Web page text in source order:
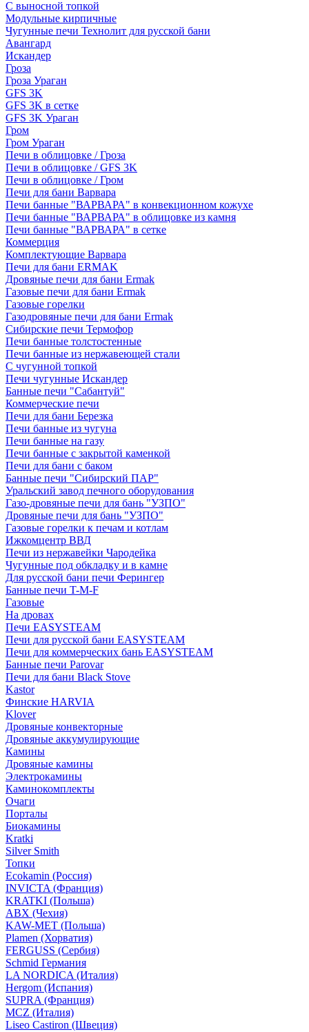
С выносной топкой
Модульные кирпичные
Чугунные печи Технолит для русской бани
Авангард
Искандер
Гроза
Гроза Ураган
GFS 3K
GFS 3K в сетке
GFS 3K Ураган
Гром
Гром Ураган
Печи в облицовке / Гроза
Печи в облицовке / GFS 3K
Печи в облицовке / Гром
Печи для бани Варвара
Печи банные "ВАРВАРА" в конвекционном кожухе
Печи банные "ВАРВАРА" в облицовке из камня
Печи банные "ВАРВАРА" в сетке
Коммерция
Комплектующие Варвара
Печи для бани ERMAK
Дровяные печи для бани Ermak
Газовые печи для бани Ermak
Газовые горелки
Газодровяные печи для бани Ermak
Сибирские печи Термофор
Печи банные толстостенные
Печи банные из нержавеющей стали
С чугунной топкой
Печи чугунные Искандер
Банные печи "Сабантуй"
Коммерческие печи
Печи для бани Березка
Печи банные из чугуна
Печи банные на газу
Печи банные с закрытой каменкой
Печи для бани с баком
Банные печи "Сибирский ПАР"
Уральский завод печного оборудования
Газо-дровяные печи для бань "УЗПО"
Дровяные печи для бань "УЗПО"
Газовые горелки к печам и котлам
Ижкомцентр ВВД
Печи из нержавейки Чародейка
Чугунные под обкладку и в камне
Для русской бани печи Ферингер
Банные печи T-M-F
Газовые
На дровах
Печи EASYSTEAM
Печи для русской бани EASYSTEAM
Печи для коммерческих бань EASYSTEAM
Банные печи Parovar
Печи для бани Black Stove
Kastor
Финские HARVIA
Klover
Дровяные конвекторные
Дровяные аккумулирующие
Камины
Дровяные камины
Электрокамины
Каминокомплекты
Очаги
Порталы
Биокамины
Kratki
Silver Smith
Топки
Ecokamin (Россия)
INVICTA (Франция)
KRATKI (Польша)
ABX (Чехия)
KAW-MET (Польша)
Plamen (Хорватия)
FERGUSS (Сербия)
Schmid Германия
LA NORDICA (Италия)
Hergom (Испания)
SUPRA (Франция)
MCZ (Италия)
Liseo Castiron (Швеция)